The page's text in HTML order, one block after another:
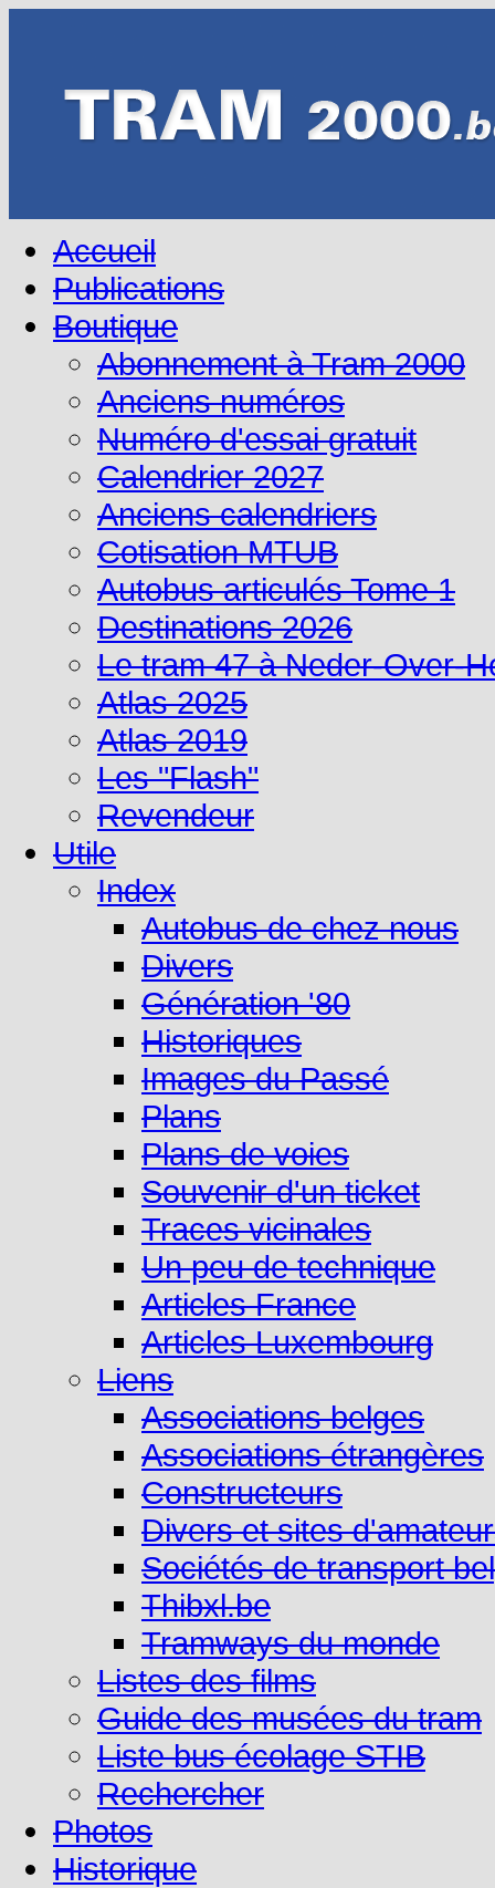
Accueil
Publications
Boutique
Abonnement à Tram 2000
Anciens numéros
Numéro d'essai gratuit
Calendrier 2027
Anciens calendriers
Cotisation MTUB
Autobus articulés Tome 1
Destinations 2026
Le tram 47 à Neder-Over-
Atlas 2025
Atlas 2019
Les "Flash"
Revendeur
Utile
Index
Autobus de chez nous
Divers
Génération '80
Historiques
Images du Passé
Plans
Plans de voies
Souvenir d'un ticket
Traces vicinales
Un peu de technique
Articles France
Articles Luxembourg
Liens
Associations belges
Associations étrangères
Constructeurs
Divers et sites
Sociétés de transport
Thibxl.be
Tramways du monde
Listes des films
Guide des musées du tram
Liste bus écolage STIB
Rechercher
Photos
Historique